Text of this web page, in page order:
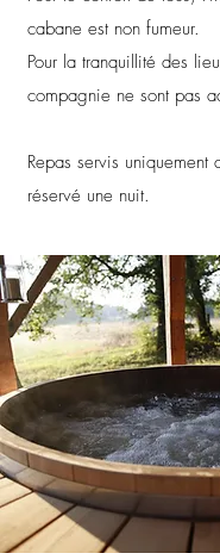
cabane est non fumeur.
Pour la tranquillité des
compagnie ne sont pas
Repas servis uniquement
réservé une nuit.